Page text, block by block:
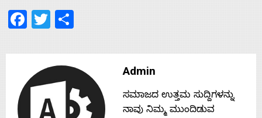
Advertise
With
Facebook
Twitter
Admin
ಸಮಾಜದ ಉತ್ತಮ ಸುದ್ದಿಗಳನ್ನು
ನಾವು ನಿಮ್ಮ ಮುಂದಿಡುವ